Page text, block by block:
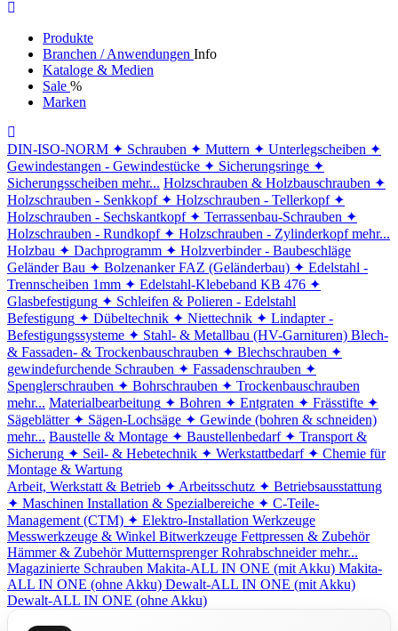
Produkte
Branchen / Anwendungen Info
Kataloge & Medien
Sale %
Marken
DIN-ISO-NORM ✦ Schrauben ✦ Muttern ✦ Unterlegscheiben ✦
Gewindestangen - Gewindestücke ✦ Sicherungsringe ✦
Sicherungsscheiben mehr... Holzschrauben & Holzbauschrauben ✦
Holzschrauben - Senkkopf ✦ Holzschrauben - Tellerkopf ✦
Holzschrauben - Sechskantkopf ✦ Terrassenbau-Schrauben ✦
Holzschrauben - Rundkopf ✦ Holzschrauben - Zylinderkopf mehr...
Holzbau ✦ Dachprogramm ✦ Holzverbinder - Baubeschläge
Geländer Bau ✦ Bolzenanker FAZ (Geländerbau) ✦ Edelstahl -
Trennscheiben 1mm ✦ Edelstahl-Klebeband KB 476 ✦
Glasbefestigung ✦ Schleifen & Polieren - Edelstahl
Befestigung ✦ Dübeltechnik ✦ Niettechnik ✦ Lindapter -
Befestigungssysteme ✦ Stahl- & Metallbau (HV-Garnituren) Blech-
& Fassaden- & Trockenbauschrauben ✦ Blechschrauben ✦
gewindefurchende Schrauben ✦ Fassadenschrauben ✦
Spenglerschrauben ✦ Bohrschrauben ✦ Trockenbauschrauben
mehr... Materialbearbeitung ✦ Bohren ✦ Entgraten ✦ Frässtifte ✦
Sägeblätter ✦ Sägen-Lochsäge ✦ Gewinde (bohren & schneiden)
mehr... Baustelle & Montage ✦ Baustellenbedarf ✦ Transport &
Sicherung ✦ Seil- & Hebetechnik ✦ Werkstattbedarf ✦ Chemie für
Montage & Wartung
Arbeit, Werkstatt & Betrieb ✦ Arbeitsschutz ✦ Betriebsausstattung
✦ Maschinen Installation & Spezialbereiche ✦ C-Teile-
Management (CTM) ✦ Elektro-Installation Werkzeuge
Messwerkzeuge & Winkel Bitwerkzeuge Fettpressen & Zubehör
Hämmer & Zubehör Mutternsprenger Rohrabschneider mehr...
Magazinierte Schrauben Makita-ALL IN ONE (mit Akku) Makita-
ALL IN ONE (ohne Akku) Dewalt-ALL IN ONE (mit Akku)
Dewalt-ALL IN ONE (ohne Akku)